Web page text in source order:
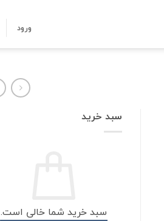
ورود
سبد خرید
سبد خرید شما خالی است.